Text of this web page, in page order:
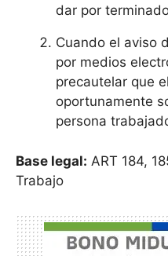
dar por
Cuando el aviso
por medios
precautelar que
oportunamente
persona
Base legal: ART 184,
Trabajo